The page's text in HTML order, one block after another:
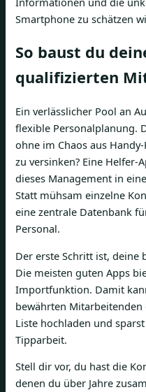
Smartphone zu schätzen
So baust du
qualifizierten
Ein verlässlicher Pool an
flexible Personalplanung.
ohne im Chaos aus
zu versinken? Eine Helfer-
dieses Management in
Statt mühsam einzelne
eine zentrale Datenbank
Personal.
Der erste Schritt ist, deine
Die meisten guten Apps
Importfunktion. Damit
bewährten
Liste hochladen und
Tipparbeit.
Stell dir vor, du hast die
denen du über Jahre